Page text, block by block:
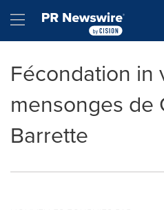
Hamburger menu
Fécondation in
mensonges de
Barrette